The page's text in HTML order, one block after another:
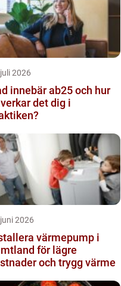
2026
innebär ab25 och hur
det dig i
2026
värmepump i
för lägre
och trygg värme